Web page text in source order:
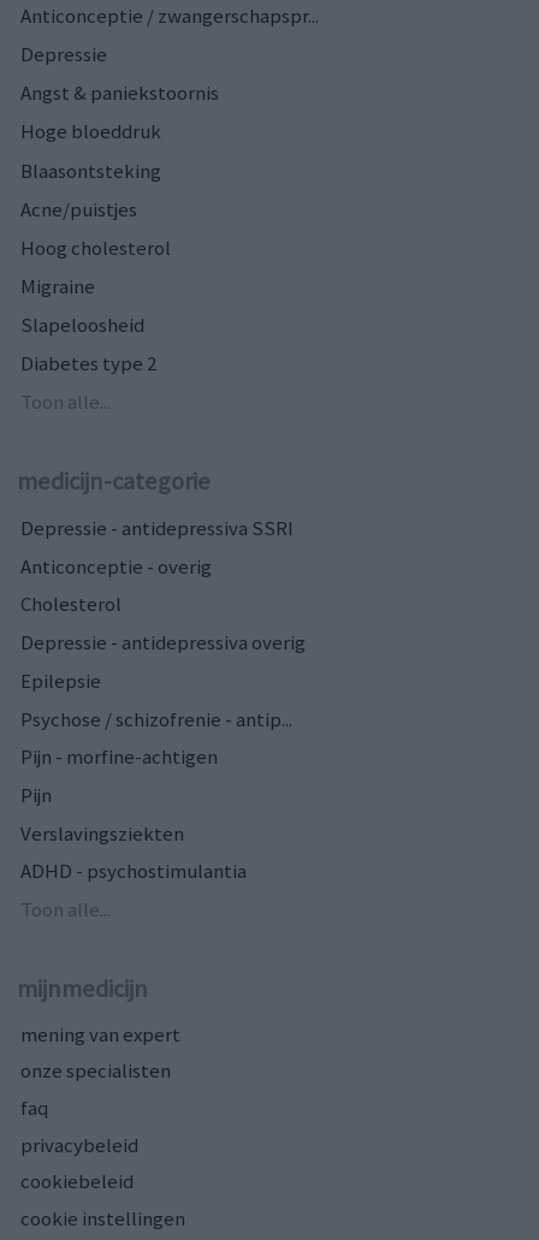
Anticonceptie / zwangerschapspr...
Depressie
Angst & paniekstoornis
Hoge bloeddruk
Blaasontsteking
Acne/puistjes
Hoog cholesterol
Migraine
Slapeloosheid
Diabetes type 2
Toon alle...
medicijn-categorie
Depressie - antidepressiva SSRI
Anticonceptie - overig
Cholesterol
Depressie - antidepressiva overig
Epilepsie
Psychose / schizofrenie - antip...
Pijn - morfine-achtigen
Pijn
Verslavingsziekten
ADHD - psychostimulantia
Toon alle...
mijnmedicijn
mening van expert
onze specialisten
faq
privacybeleid
cookiebeleid
cookie instellingen